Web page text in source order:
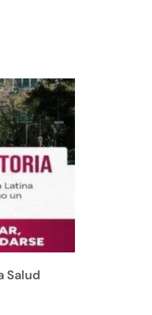
Salud